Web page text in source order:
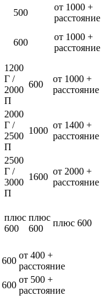
500
от 1000 +
расстояние
600
от 1000 +
расстояние
1200
Г /
2000
П
600
от 1000 +
расстояние
2000
Г /
2500
П
1000
от 1400 +
расстояние
2500
Г /
3000
П
1600
от 2000 +
расстояние
плюс
600
плюс
600
плюс 600
600
от 400 +
расстояние
600
от 500 +
расстояние